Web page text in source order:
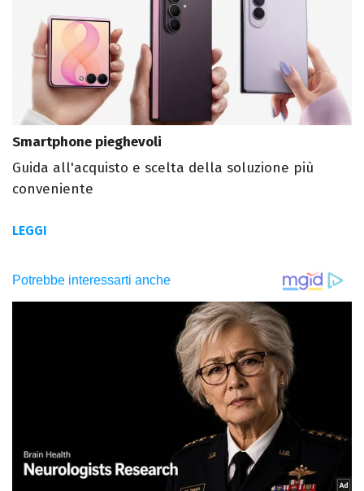
Smartphone pieghevoli
Guida all'acquisto e scelta della soluzione più
conveniente
LEGGI